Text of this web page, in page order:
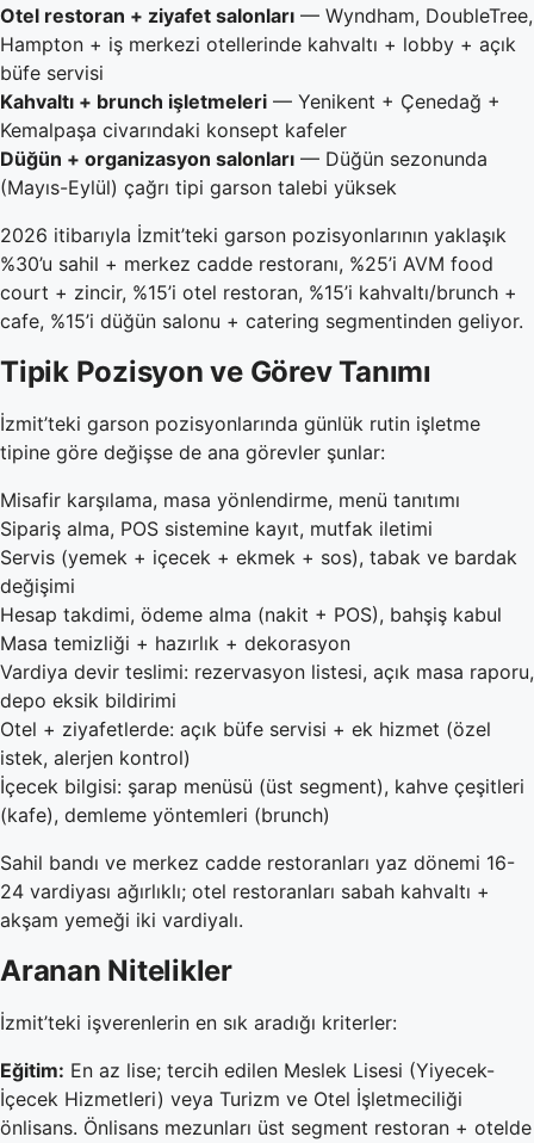
Otel restoran + ziyafet salonları — Wyndham, DoubleTree,
Hampton + iş merkezi otellerinde kahvaltı + lobby + açık
büfe servisi
Kahvaltı + brunch işletmeleri — Yenikent + Çenedağ +
Kemalpaşa civarındaki konsept kafeler
Düğün + organizasyon salonları — Düğün sezonunda
(Mayıs-Eylül) çağrı tipi garson talebi yüksek
2026 itibarıyla İzmit’teki garson pozisyonlarının yaklaşık
%30’u sahil + merkez cadde restoranı, %25’i AVM food
court + zincir, %15’i otel restoran, %15’i kahvaltı/brunch +
cafe, %15’i düğün salonu + catering segmentinden geliyor.
Tipik Pozisyon ve Görev Tanımı
İzmit’teki garson pozisyonlarında günlük rutin işletme
tipine göre değişse de ana görevler şunlar:
Misafir karşılama, masa yönlendirme, menü tanıtımı
Sipariş alma, POS sistemine kayıt, mutfak iletimi
Servis (yemek + içecek + ekmek + sos), tabak ve bardak
değişimi
Hesap takdimi, ödeme alma (nakit + POS), bahşiş kabul
Masa temizliği + hazırlık + dekorasyon
Vardiya devir teslimi: rezervasyon listesi, açık masa raporu,
depo eksik bildirimi
Otel + ziyafetlerde: açık büfe servisi + ek hizmet (özel
istek, alerjen kontrol)
İçecek bilgisi: şarap menüsü (üst segment), kahve çeşitleri
(kafe), demleme yöntemleri (brunch)
Sahil bandı ve merkez cadde restoranları yaz dönemi 16-
24 vardiyası ağırlıklı; otel restoranları sabah kahvaltı +
akşam yemeği iki vardiyalı.
Aranan Nitelikler
İzmit’teki işverenlerin en sık aradığı kriterler:
Eğitim: En az lise; tercih edilen Meslek Lisesi (Yiyecek-
İçecek Hizmetleri) veya Turizm ve Otel İşletmeciliği
önlisans. Önlisans mezunları üst segment restoran + otelde